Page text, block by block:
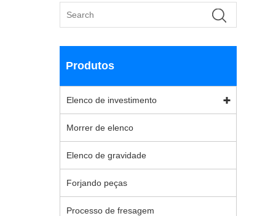
Produtos
Elenco de investimento
Morrer de elenco
Elenco de gravidade
Forjando peças
Processo de fresagem